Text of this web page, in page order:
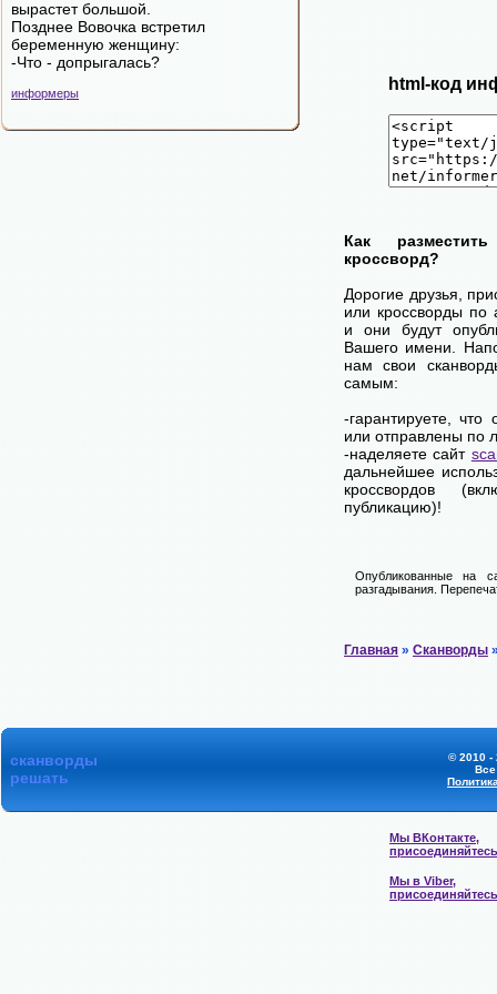
вырастет большой.
Позднее Вовочка встретил
беременную женщину:
-Что - допрыгалась?
информеры html-код
Как
кроссворд?
Дорогие друзья,
или кроссворды по
и они будут
Вашего имени.
нам свои
самым:
-гарантируете,
или отправлены по
-наделяете сайт
дальнейшее
кроссвордов
публикацию)!
Опубликованные на
разгадывания.
Главная » Сканворды
сканворды
решать
© 2010 -
Мы ВКонтакте,
присоединяйтесь
Мы в Viber,
присоединяйтесь